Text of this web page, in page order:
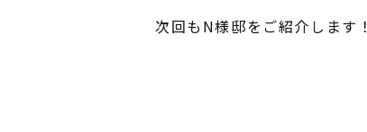
次回もN様邸をご紹介します！